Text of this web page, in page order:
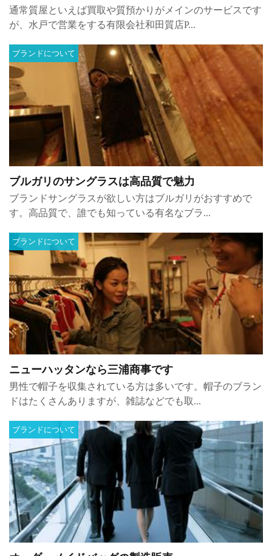
通常質屋といえば買取や質預かりがメインのサービスです
が、水戸で営業をする有限会社和田質店P...
ブルガリのサングラスは高品質で魅力
ブランドについて
ブランドサングラスが欲しい方はブルガリがおすすめで
す。高品質で、誰でも知っている有名なブラ...
ニューハッタンなら三浦商事です
ブランドについて
男性で帽子を収集されている方は多いです。帽子のブラン
ドはたくさんありますが、雑誌などでも取...
ブランドについて